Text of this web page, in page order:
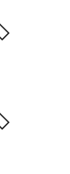
or ESC to close